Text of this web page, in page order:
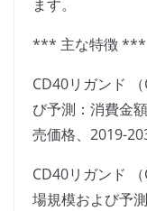
ます。
*** 主な特徴 ***
CD40リガンド
び予測：消費金
売価格、2019-
CD40リガンド
場規模および予